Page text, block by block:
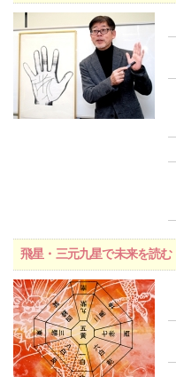
飛星・三元九星で未来を読